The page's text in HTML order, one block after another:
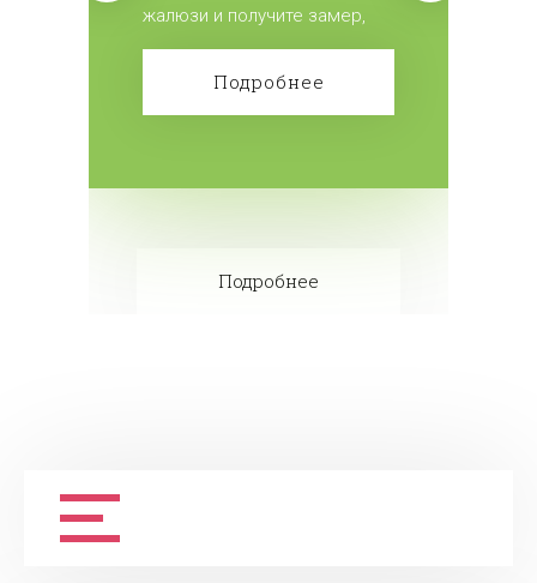
жалюзи и получите замер,
доставку и монтаж
бесплатно! Сделайте заказ!
Подробнее
Подробнее